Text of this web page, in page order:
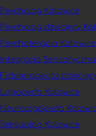
Psycholog Katowice
Psycholog dziecięcy
Psychoterapia Katowice
Integracja
Fizjoterapeuta
Logopeda Katowice
Neurologopeda
Seksuolog Katowice